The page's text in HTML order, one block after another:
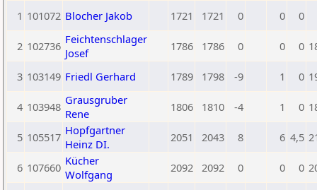
1 101072 Blocher Jakob 1721 1721 0 0 0
2 102736 Feichtenschlager
Josef
1786 1786 0 0 0
3 103149 Friedl Gerhard 1789 1798 -9 1 0
4 103948 Grausgruber
Rene
1806 1810 -4 1 0
5 105517 Hopfgartner
Heinz DI.
2051 2043 8 6 4,5
6 107660 Kücher
Wolfgang
2092 2092 0 0 0